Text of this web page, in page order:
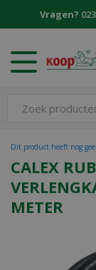
Vragen?
CALEX
METER
Dit product heeft nog